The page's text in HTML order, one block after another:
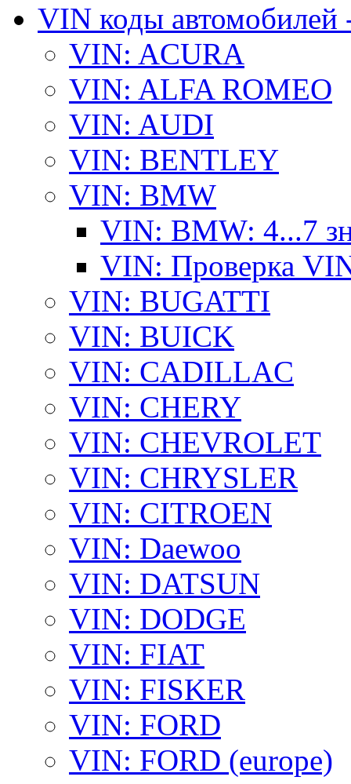
VIN коды автомобилей
VIN: ACURA
VIN: ALFA ROMEO
VIN: AUDI
VIN: BENTLEY
VIN: BMW
VIN: BMW: 4...7
VIN: Проверка
VIN: BUGATTI
VIN: BUICK
VIN: CADILLAC
VIN: CHERY
VIN: CHEVROLET
VIN: CHRYSLER
VIN: CITROEN
VIN: Daewoo
VIN: DATSUN
VIN: DODGE
VIN: FIAT
VIN: FISKER
VIN: FORD
VIN: FORD (europe)